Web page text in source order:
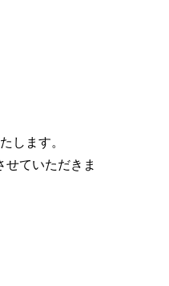
します。
ていただきま